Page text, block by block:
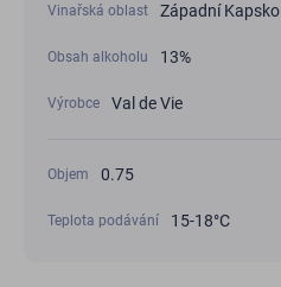
Vinařská oblast Západní Kapsko
Obsah alkoholu 13%
Výrobce Val de Vie
Objem 0.75
Teplota podávání 15-18°С